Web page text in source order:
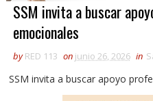
SSM invita a buscar
emocionales
by RED 113 on junio 26, 2026 in
SSM invita a buscar apoyo